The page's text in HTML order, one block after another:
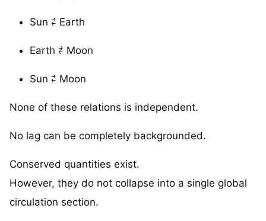
Sun ⇄ Earth
Earth ⇄ Moon
Sun ⇄ Moon
None of these relations is independent.
No lag can be completely backgrounded.
Conserved quantities exist.
However, they do not collapse into a single global
circulation section.